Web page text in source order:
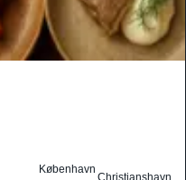
København
Christianshavn